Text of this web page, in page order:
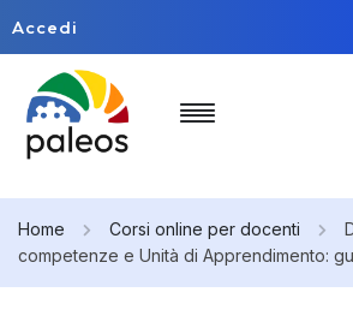
Accedi
Home Corsi online per docenti
competenze e Unità di Apprendimento: